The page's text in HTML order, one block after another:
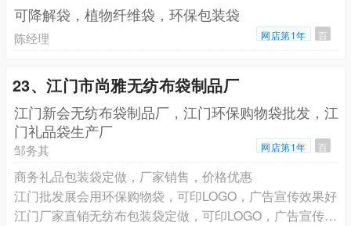
可降解袋，植物纤维袋，环保包装袋
陈经理 网店第1年 百
23、江门市尚雅无纺布袋制品厂
江门新会无纺布袋制品厂，江门环保购物袋批发，江
门礼品袋生产厂
邹务其 网店第1年 百
商务礼品包装袋定做，厂家销售，价格优惠
江门批发展会用环保购物袋，可印LOGO，广告宣传效果好
江门厂家直销无纺布包装袋定做，可印LOGO，广告宣传效果好